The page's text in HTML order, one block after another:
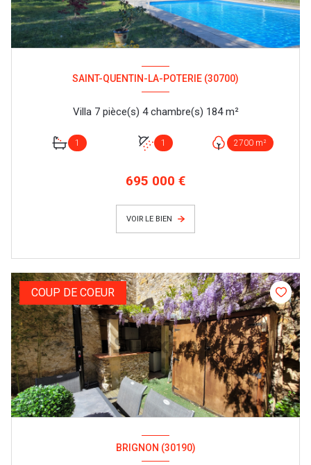
SAINT-QUENTIN-LA-POTERIE (30700)
Villa 7 pièce(s) 4 chambre(s) 184 m²
1 1 2700 m²
695 000 €
VOIR LE BIEN
COUP DE COEUR
BRIGNON (30190)